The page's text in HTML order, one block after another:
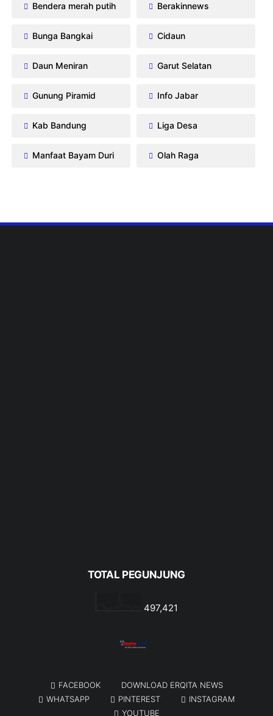
Bendera merah putih Berakinnews
Bunga Bangkai Cidaun
Daun Meniran Garut Selatan
Gunung Piramid Info Jabar
Kab Bandung Liga Desa
Manfaat Bayam Duri Olah Raga
TOTAL PEGUNJUNG
497,421
FACEBOOK
DOWNLOAD ERQITA NEWS
WHATSAPP
PINTEREST
INSTAGRAM
YOUTUBE